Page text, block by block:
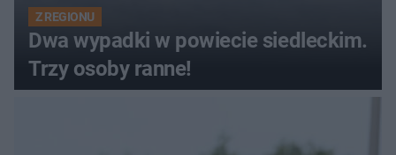
Z REGIONU
Dwa wypadki w powiecie siedleckim.
Trzy osoby ranne!